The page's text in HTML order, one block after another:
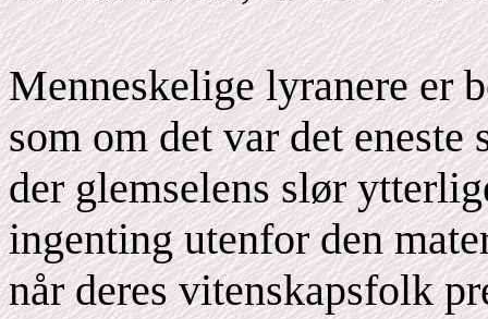
Menneskelige lyranere er
som om det var det eneste
der glemselens slør
ingenting utenfor den
når deres vitenskapsfolk